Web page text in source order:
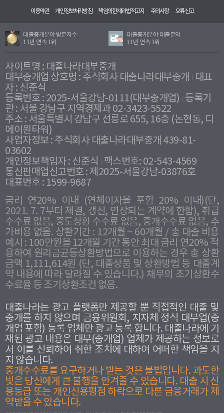
이용약관 개인정보처리방침 책임의한계와법적고지 주의사항 오류신고
대출중개분야 방문자수
11년 연속 1위
대출중개분야 대출문의
11년 연속 1위
사이트명 : 대출나라대부중개
대부중개업 상호명 : 주식회사 대출나라대부중개
대표
자 : 신준식
등록번호 : 2025-서울강남-0111(대부중개업) 등록기
관 : 서울 강남구 지역경제과 02-3423-5522
주소 : 서울특별시 강남구 선릉로 655, 16층 (논현동, 디
에이원타워)
사업자정보 : 주식회사 대출나라대부중개 439-81-
03602
개인정보책임자 : 신준식
팩스번호: 02-543-4569
통신판매업신고번호 : 제2025-서울강남-03876호
대표번호 : 1599-9687
금리 연20% 이내 (연체이자율 포함 20% 이내)(단,
2021. 7. 7부터 체결, 갱신, 연장되는 계약에 한함), 취급
수수료 없음, 중도상환 수수료 없음, 중개수수료 없음, 추
가비용 없음. 상환기간 : 12개월 ~ 60개월 / 총 대출 비용
예시 : 100만원을 12개월 기간 동안 최대 금리 연20% 적
용하여 원리금균등상환방법으로 이용하는 경우 총 상환
금액 1,111,614원 (단, 대출상품 및 상환방법 등 대출계
약 내용에 따라 달라질 수 있습니다.) 채무의 조기상환수
수료율 등 조기상환조건 없음.
대출나라는 광고 플랫폼만 제공할 뿐 직접적인 대출 및
중개를 하지 않으며 금융위원회, 지자체 정식 대부업(중
개업 포함) 등록 업체만 광고 등록 합니다. 대출나라에 기
재된 광고 내용은 대부(중개업) 업체가 제공하는 정보로
서 이를 신뢰하여 취한 조치에 대하여 어떠한 책임을 지
지 않습니다.
중개수수료를 요구하거나 받는 것은 불법입니다. 과도한
빛은 당신에게 큰 불행을 안겨줄 수 있습니다. 대출 시 신
용등급 또는 개인신용평점 하락으로 다른 금융거래가 제
약받을 수 있습니다.